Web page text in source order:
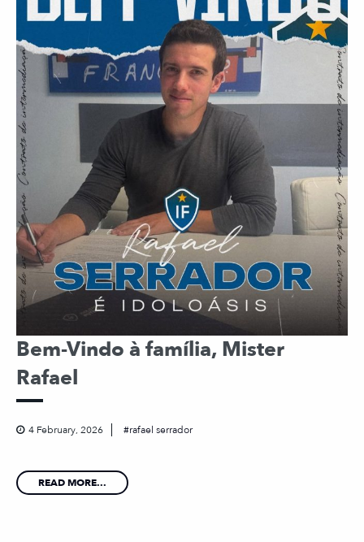
Bem-Vindo à família, Mister
Rafael
4 February, 2026 rafael serrador
READ MORE...